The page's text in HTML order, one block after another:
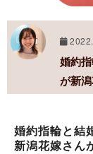
婚約
が新
婚約指輪と結
新潟花嫁さん